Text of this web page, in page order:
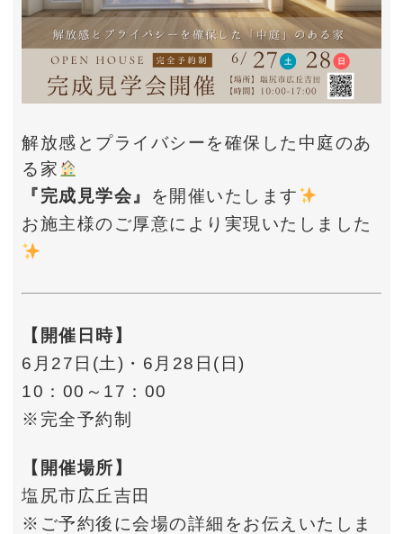
解放感とプライバシーを確保した中庭のあ
る家
『完成見学会』
を開催いたします
お施主様のご厚意により実現いたしました
【開催日時】
6月27日(土)・6月28日(日)
10：00～17：00
※完全予約制
【開催場所】
塩尻市広丘吉田
※ご予約後に会場の詳細をお伝えいたしま